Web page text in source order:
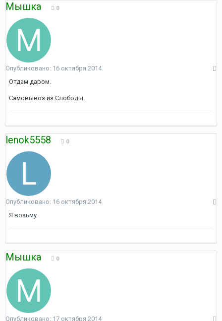
Мышка 0
Опубликовано: 16 октября 2014
Отдам даром.
Самовывоз из Слободы.
lenok5558 0
Опубликовано: 16 октября 2014
Я возьму
Мышка 0
Опубликовано: 17 октября 2014